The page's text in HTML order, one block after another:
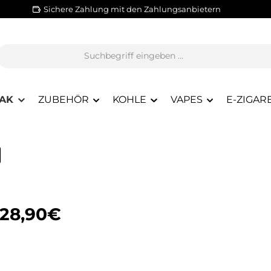
Sichere Zahlung mit den Zahlungsanbietern
ZUBEHÖR KOHLE VAPES E-